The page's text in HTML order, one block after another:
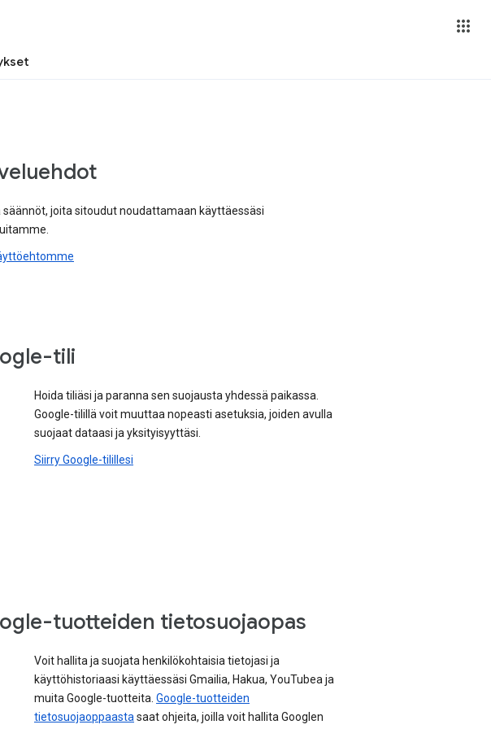
säännöt, joita sitoudut noudattamaan käyttäessäsi
tili
Hoida tiliäsi ja paranna sen suojausta yhdessä paikassa.
Google-tilillä voit muuttaa nopeasti asetuksia, joiden avulla
suojaat dataasi ja yksityisyyttäsi.
Siirry Google-tilillesi
tuotteiden tietosuojaopas
Voit hallita ja suojata henkilökohtaisia tietojasi ja
käyttöhistoriaasi käyttäessäsi Gmailia, Hakua, YouTubea ja
muita Google-tuotteita. Google-tuotteiden
tietosuojaoppaasta saat ohjeita, joilla voit hallita Googlen